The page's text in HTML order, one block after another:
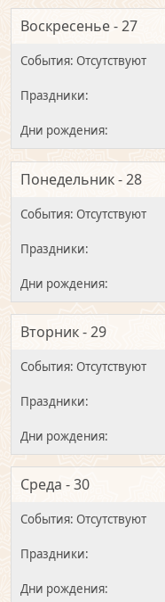
Воскресенье - 27
Понедельник - 28
Вторник - 29
Среда - 30